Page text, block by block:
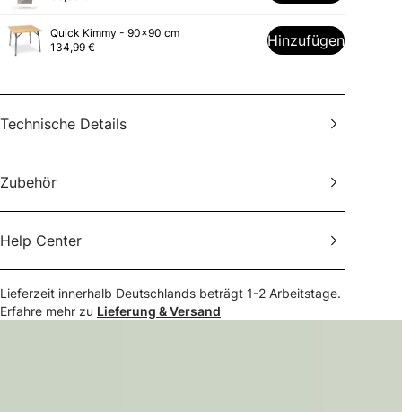
Quick Kimmy - 90x90 cm
134,99 €
Hinzufügen
Technische Details
Zubehör
Help Center
Lieferzeit innerhalb Deutschlands beträgt 1-2 Arbeitstage.
Erfahre mehr zu Lieferung & Versand